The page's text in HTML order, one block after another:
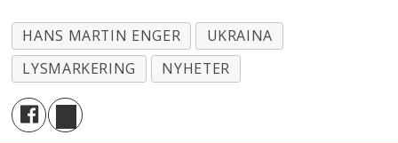
HANS MARTIN ENGER
UKRAINA
LYSMARKERING
NYHETER